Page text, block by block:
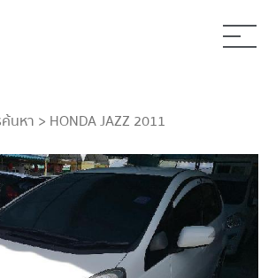
นหา > HONDA JAZZ 2011